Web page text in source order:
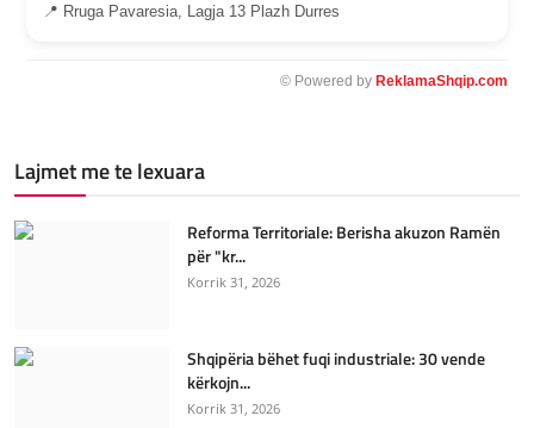
📍 Rruga Pavaresia, Lagja 13 Plazh Durres
© Powered by ReklamaShqip.com
Lajmet me te lexuara
Reforma Territoriale: Berisha akuzon Ramën
për "kr...
Korrik 31, 2026
Shqipëria bëhet fuqi industriale: 30 vende
kërkojn...
Korrik 31, 2026